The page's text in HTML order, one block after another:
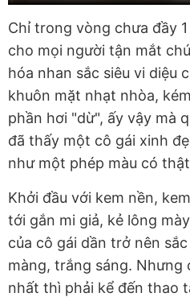
Chỉ trong vòng chưa đầy
cho mọi người tận mắt
hóa nhan sắc siêu vi diệu
khuôn mặt nhạt nhòa,
phần hơi "dừ", ấy vậy mà
đã thấy một cô gái xinh
như một phép màu có
Khởi đầu với kem nền,
tới gắn mi giả, kẻ lông
của cô gái dần trở nên
màng, trắng sáng. Nhưng
nhất thì phải kể đến thao